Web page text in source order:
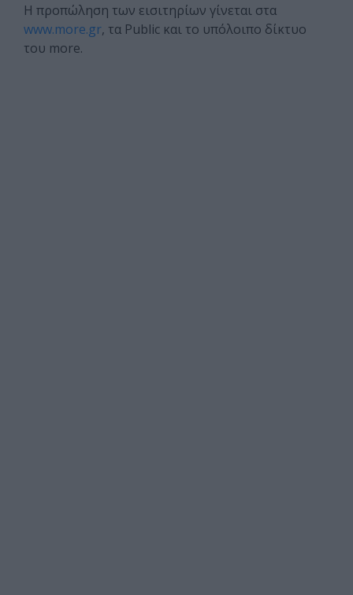
Η προπώληση των εισιτηρίων γίνεται στα
www.more.gr, τα Public και το υπόλοιπο δίκτυο
του more.